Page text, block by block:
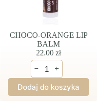
CHOCO-ORANGE LIP
BALM
22.00 zł
ilość
CHOCO-
ORANGE
LIP
BALM
− +
Dodaj do koszyka